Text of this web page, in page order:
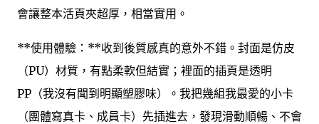
會讓整本活頁夾超厚，相當實用。
**使用體驗：**收到後質感真的意外不錯。封面是仿皮
（PU）材質，有點柔軟但結實；裡面的插頁是透明
PP（我沒有聞到明顯塑膠味）。我把幾組我最愛的小卡
（團體寫真卡、成員卡）先插進去，發現滑動順暢、不會